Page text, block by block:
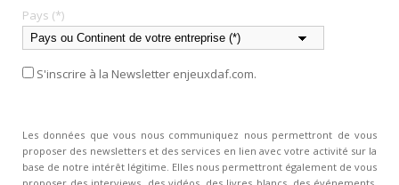
Pays (*)
S'inscrire à la Newsletter enjeuxdaf.com.
Les données que vous nous communiquez nous permettront de vous
proposer des newsletters et des services en lien avec votre activité sur la
base de notre intérêt légitime. Elles nous permettront également de vous